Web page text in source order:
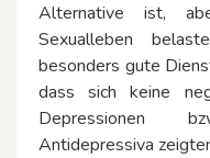
Alternative ist,
Sexualleben
besonders gute
dass sich keine
Depressionen
Antidepressiva